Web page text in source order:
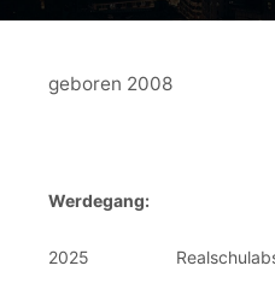
geboren 2008
Werdegang:
2025